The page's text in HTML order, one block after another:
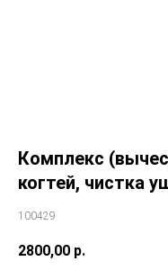
Комплекс
когтей, чистка
100429
2800,00 р.